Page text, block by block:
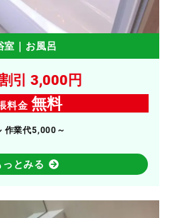
室｜お風呂
引 3,000円
料金 無料
作業代5,000～
っとみる